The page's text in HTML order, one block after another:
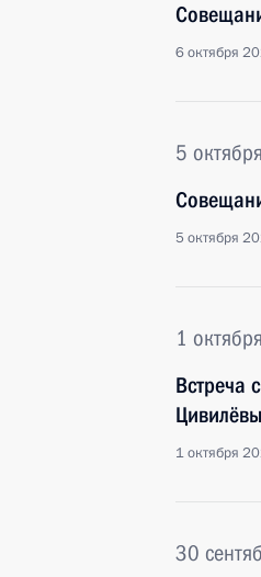
6 октября
5
5 октября
1
Встреча
1 октября
30